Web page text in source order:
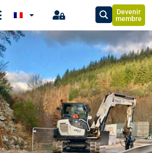
Devenir
membre